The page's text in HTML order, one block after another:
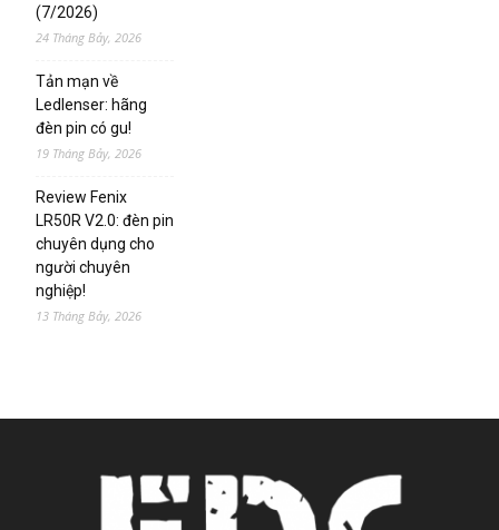
(7/2026)
24 Tháng Bảy, 2026
Tản mạn về
Ledlenser: hãng
đèn pin có gu!
19 Tháng Bảy, 2026
Review Fenix
LR50R V2.0: đèn pin
chuyên dụng cho
người chuyên
nghiệp!
13 Tháng Bảy, 2026